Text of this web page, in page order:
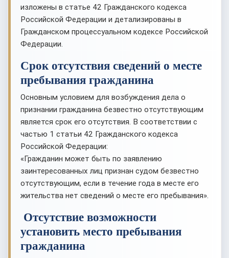
изложены в статье 42 Гражданского кодекса
Российской Федерации и детализированы в
Гражданском процессуальном кодексе Российской
Федерации.
Срок отсутствия сведений о месте
пребывания гражданина
Основным условием для возбуждения дела о
признании гражданина безвестно отсутствующим
является срок его отсутствия. В соответствии с
частью 1 статьи 42 Гражданского кодекса
Российской Федерации:
«Гражданин может быть по заявлению
заинтересованных лиц признан судом безвестно
отсутствующим, если в течение года в месте его
жительства нет сведений о месте его пребывания».
Отсутствие возможности
установить место пребывания
гражданина